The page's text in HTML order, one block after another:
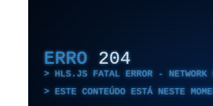
ERRO 204
HLS.JS FATAL ERROR - NETWORK
ESTE CONTEÚDO ESTÁ NESTE